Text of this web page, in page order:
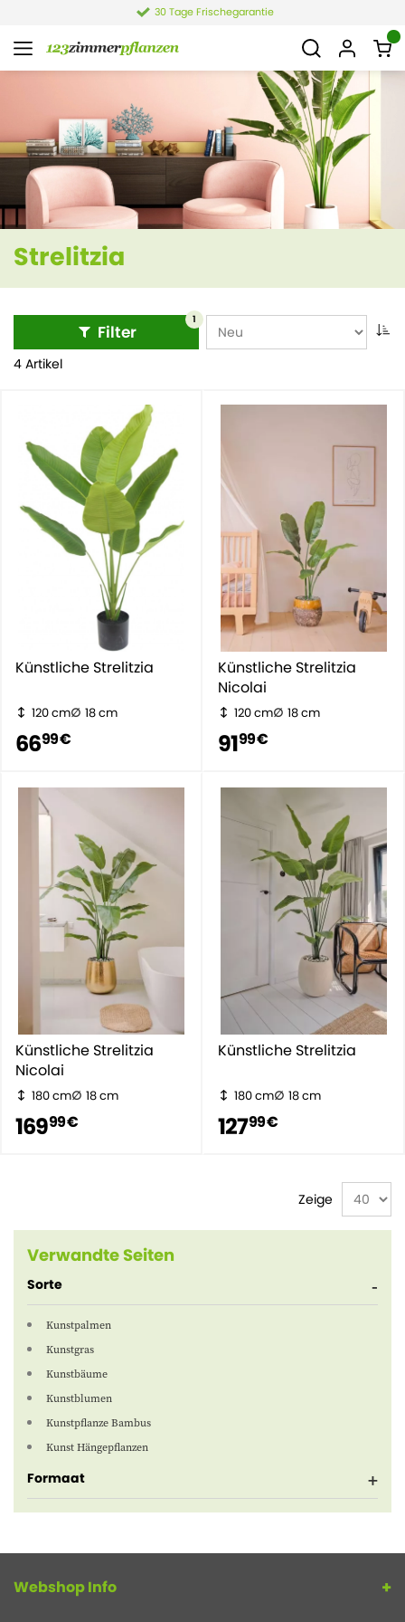
30 Tage Frischegarantie
Strelitzia
Filter
1
4 Artikel
Künstliche Strelitzia
120 cm 18 cm
6699 €
Künstliche Strelitzia
Nicolai
120 cm 18 cm
9199 €
Künstliche Strelitzia
Nicolai
180 cm 18 cm
16999 €
Künstliche Strelitzia
180 cm 18 cm
12799 €
Zeige
Verwandte Seiten
Sorte
Kunstpalmen
Kunstgras
Kunstbäume
Kunstblumen
Kunstpflanze Bambus
Kunst Hängepflanzen
Formaat
Webshop Info